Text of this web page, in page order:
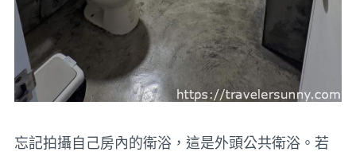
忘記拍攝自己房內的衛浴，這是外頭公共衛浴。若